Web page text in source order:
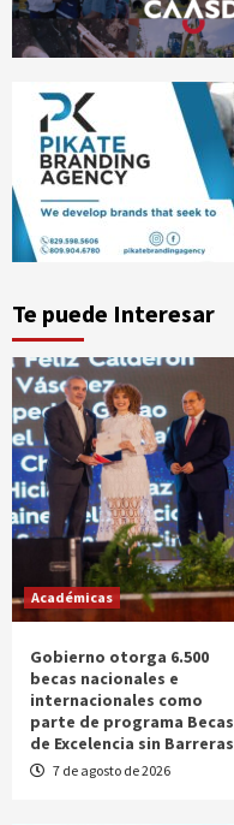
Te puede Interesar
Académicas
Gobierno otorga 6.500
becas nacionales e
internacionales como
parte de programa Becas
de Excelencia sin Barreras
7 de agosto de 2026